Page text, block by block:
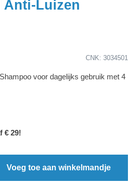
Anti-Luizen
CNK: 3034501
voor dagelijks gebruik met 4
€ 29!
Voer de gewenste
Voeg toe aan winkelmandje